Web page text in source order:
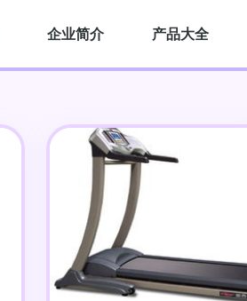
企业简介 产品大全